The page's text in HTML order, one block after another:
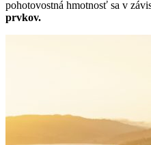
pohotovostná hmotnosť sa v
prvkov.